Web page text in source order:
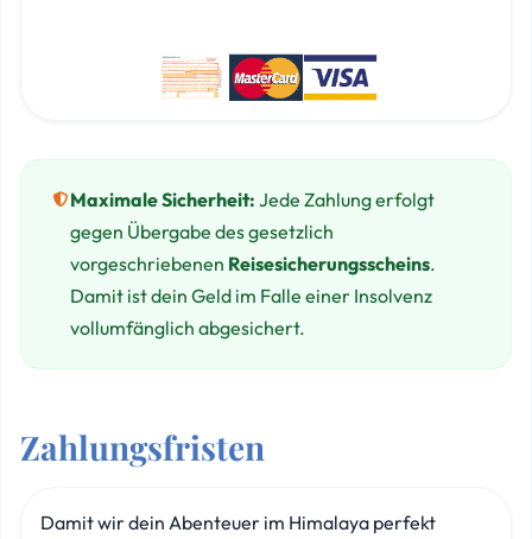
Maximale Sicherheit: Jede Zahlung erfolgt
gegen Übergabe des gesetzlich
vorgeschriebenen Reisesicherungsscheins.
Damit ist dein Geld im Falle einer Insolvenz
vollumfänglich abgesichert.
Zahlungsfristen
Damit wir dein Abenteuer im Himalaya perfekt